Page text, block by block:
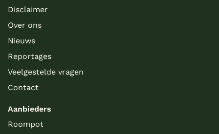
Disclaimer
Over ons
Nieuws
Reportages
Veelgestelde vragen
Contact
Aanbieders
Roompot